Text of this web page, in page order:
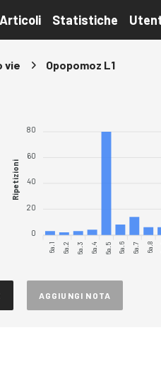
Articoli Statistiche
vie Opopomoz L1
80
60
40
20
0
Ripetizioni
6a.1 6a.2 6a.3 6a.4 6a.5 6a.6 6a.7 6a.8
AGGIUNGI NOTA